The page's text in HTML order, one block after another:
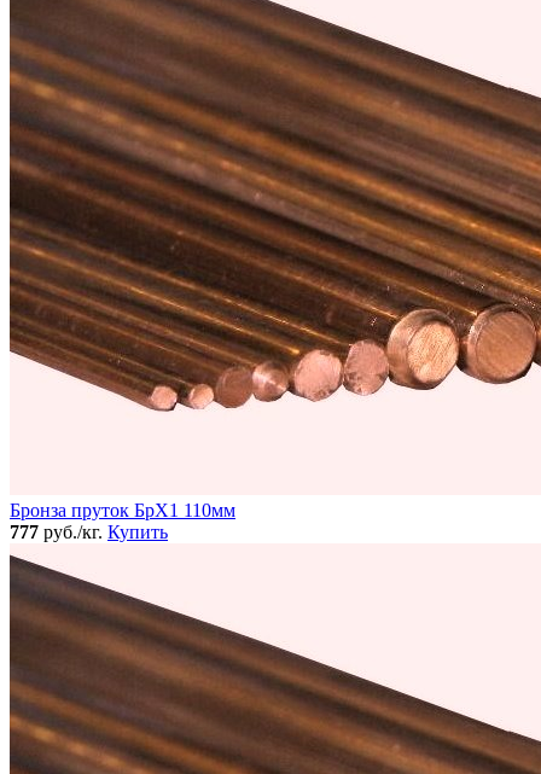
Бронза пруток БрХ1 110мм
777 руб./кг. Купить